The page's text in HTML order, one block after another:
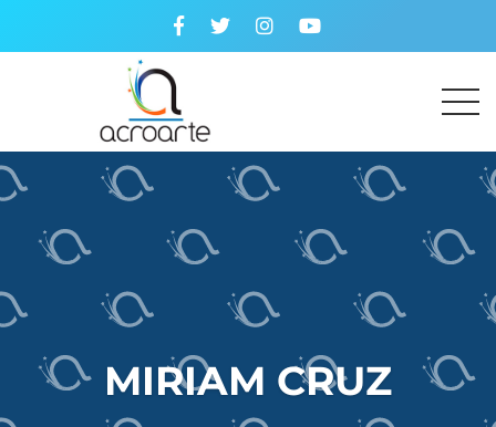
MIRIAM CRUZ